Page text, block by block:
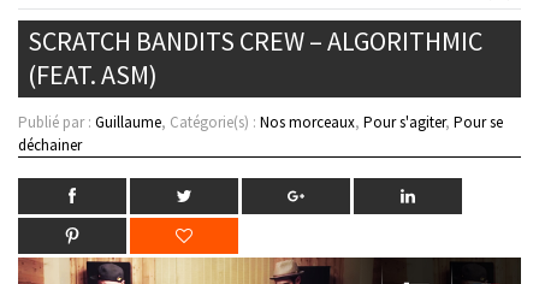
SCRATCH BANDITS CREW – ALGORITHMIC
(FEAT. ASM)
Publié par : Guillaume, Catégorie(s) : Nos morceaux, Pour s'agiter, Pour se
déchainer